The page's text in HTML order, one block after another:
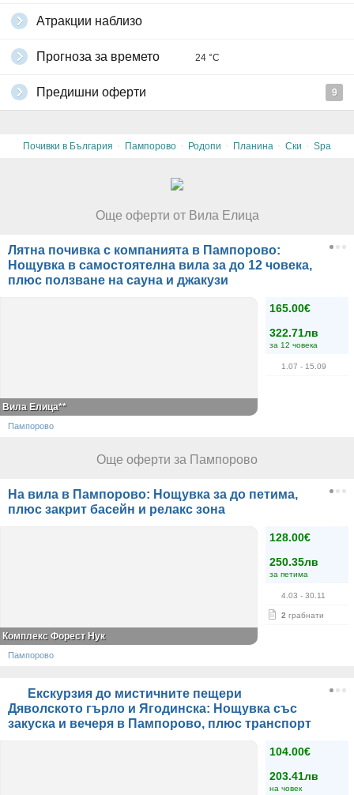
Атракции наблизо
Прогноза за времето 24 °C
Предишни оферти 9
Почивки в България · Пампорово · Родопи · Планина · Ски · Spa
Още оферти от Вила Елица
Лятна почивка с компанията в Пампорово:
Нощувка в самостоятелна вила за до 12 човека,
плюс ползване на сауна и джакузи
165.00€
322.71лв
за 12 човека
1.07 - 15.09
Вила Елица**
Пампорово
Още оферти за Пампорово
На вила в Пампорово: Нощувка за до петима,
плюс закрит басейн и релакс зона
128.00€
250.35лв
за петима
4.03 - 30.11
2 грабнати
Комплекс Форест Нук
Пампорово
Екскурзия до мистичните пещери
Дяволското гърло и Ягодинска: Нощувка със
закуска и вечеря в Пампорово, плюс транспорт
104.00€
203.41лв
на човек